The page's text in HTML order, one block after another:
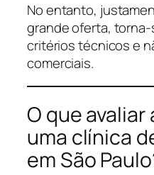
No entanto,
grande oferta,
critérios técnicos e
comerciais.
O que
uma clínica
em São